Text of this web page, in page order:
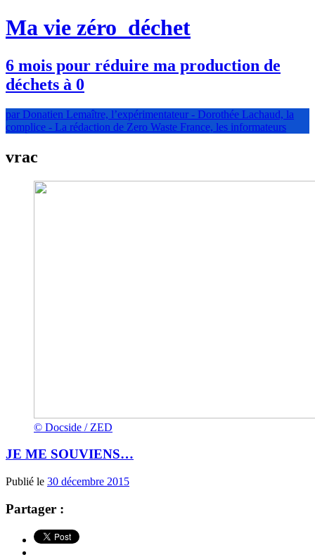
Ma vie zéro déchet
6 mois pour réduire ma production de
déchets à 0
par Donatien Lemaître, l’expérimentateur - Dorothée Lachaud, la
complice - La rédaction de Zero Waste France, les informateurs
vrac
© Docside / ZED
JE ME SOUVIENS…
Publié le 30 décembre 2015
Partager :